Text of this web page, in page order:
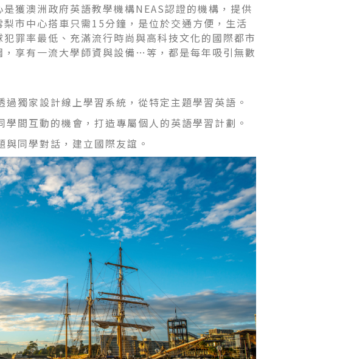
獲澳洲政府英語教學機構NEAS認證的機構，提供
市中心搭車只需15分鐘，是位於交通方便，生活
罪率最低、充滿流行時尚與高科技文化的國際都市
享有一流大學師資與設備…等，都是每年吸引無數
獨家設計線上學習系統，從特定主題學習英語。
間互動的機會，打造專屬個人的英語學習計劃。
同學對話，建立國際友誼。